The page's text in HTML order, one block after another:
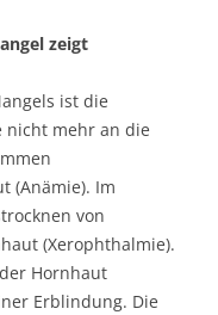
zeigt
ist die
nicht mehr an die
(Anämie). Im
von
(Xerophthalmie).
Hornhaut
Erblindung. Die